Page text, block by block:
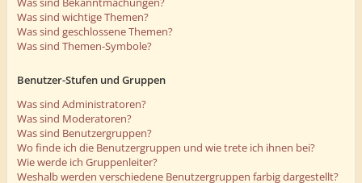
Was sind wichtige Themen?
Was sind geschlossene Themen?
Was sind Themen-Symbole?
Benutzer-Stufen und Gruppen
Was sind Administratoren?
Was sind Moderatoren?
Was sind Benutzergruppen?
Wo finde ich die Benutzergruppen und wie trete ich ihnen bei?
Wie werde ich Gruppenleiter?
Weshalb werden verschiedene Benutzergruppen farbig dargestellt?